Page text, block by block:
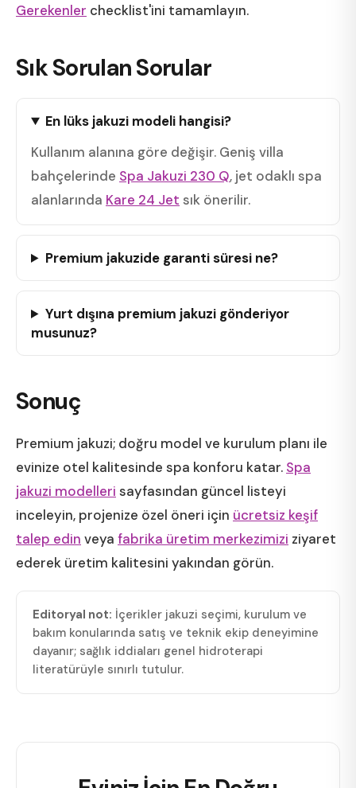
Gerekenler checklist'ini tamamlayın.
Sık Sorulan Sorular
En lüks jakuzi modeli hangisi?
Kullanım alanına göre değişir. Geniş villa
bahçelerinde Spa Jakuzi 230 Q, jet odaklı spa
alanlarında Kare 24 Jet sık önerilir.
Premium jakuzide garanti süresi ne?
Yurt dışına premium jakuzi gönderiyor
musunuz?
Sonuç
Premium jakuzi; doğru model ve kurulum planı ile
evinize otel kalitesinde spa konforu katar. Spa
jakuzi modelleri sayfasından güncel listeyi
inceleyin, projenize özel öneri için ücretsiz keşif
talep edin veya fabrika üretim merkezimizi ziyaret
ederek üretim kalitesini yakından görün.
Editoryal not: İçerikler jakuzi seçimi, kurulum ve
bakım konularında satış ve teknik ekip deneyimine
dayanır; sağlık iddiaları genel hidroterapi
literatürüyle sınırlı tutulur.